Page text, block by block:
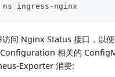
ingress-nginx
问 Nginx Status 接口，以
相关的
Exporter 消费: